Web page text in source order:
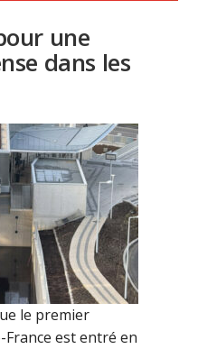
une
dans les
le premier
est entré en